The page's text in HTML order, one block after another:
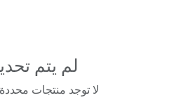
لم يتم
لا توجد منتجات